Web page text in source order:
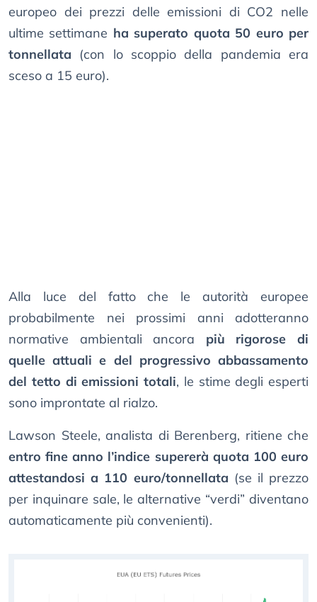
europeo dei prezzi delle emissioni di CO2 nelle
ultime settimane ha superato quota 50 euro per
tonnellata (con lo scoppio della pandemia era
sceso a 15 euro).
Alla luce del fatto che le autorità europee
probabilmente nei prossimi anni adotteranno
normative ambientali ancora più rigorose di
quelle attuali e del progressivo abbassamento
del tetto di emissioni totali, le stime degli esperti
sono improntate al rialzo.
Lawson Steele, analista di Berenberg, ritiene che
entro fine anno l’indice supererà quota 100 euro
attestandosi a 110 euro/tonnellata (se il prezzo
per inquinare sale, le alternative “verdi” diventano
automaticamente più convenienti).